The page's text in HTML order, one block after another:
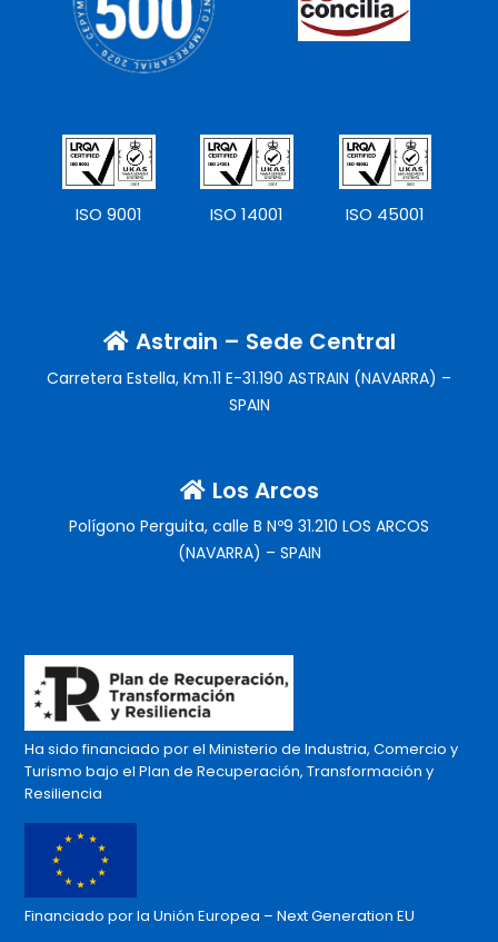
ISO 9001 ISO 14001 ISO 45001
Astrain – Sede Central
Carretera Estella, Km.11 E-31.190 ASTRAIN (NAVARRA) –
SPAIN
Los Arcos
Polígono Perguita, calle B Nº9 31.210 LOS ARCOS
(NAVARRA) – SPAIN
Ha sido financiado por el Ministerio de Industria, Comercio y
Turismo bajo el Plan de Recuperación, Transformación y
Resiliencia
Financiado por la Unión Europea – Next Generation EU